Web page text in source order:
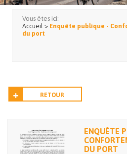
Vous êtes ici:
Accueil > Enquête publique -
du port
RETOUR
ENQUÊTE
DU PORT